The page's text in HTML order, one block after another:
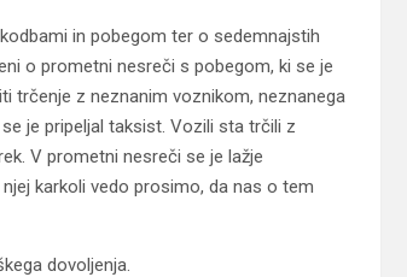
in pobegom ter o sedemnajstih
o prometni nesreči s pobegom, ki se je
trčenje z neznanim voznikom, neznanega
je pripeljal taksist. Vozili sta trčili z
V prometni nesreči se je lažje
karkoli vedo prosimo, da nas o tem
dovoljenja.